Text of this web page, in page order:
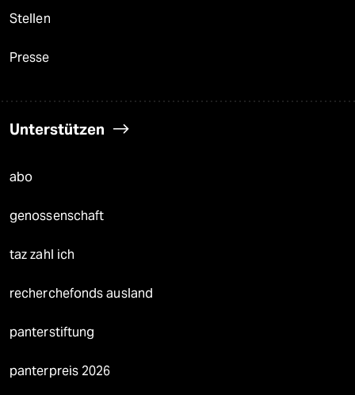
Stellen
Presse
Unterstützen
abo
genossenschaft
taz zahl ich
recherchefonds ausland
panterstiftung
panterpreis 2026